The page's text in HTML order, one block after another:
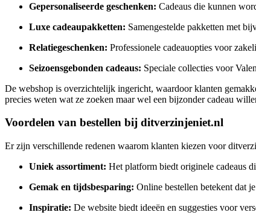
Gepersonaliseerde geschenken: Cadeaus die kunnen
Luxe cadeaupakketten: Samengestelde pakketten met
Relatiegeschenken: Professionele cadeauopties voor
Seizoensgebonden cadeaus: Speciale collecties voor
De webshop is overzichtelijk ingericht, waardoor klanten
precies weten wat ze zoeken maar wel een bijzonder cadeau
Voordelen van bestellen bij ditverzinjeniet.nl
Er zijn verschillende redenen waarom klanten kiezen voor
Uniek assortiment: Het platform biedt originele cadeaus
Gemak en tijdsbesparing: Online bestellen betekent dat
Inspiratie: De website biedt ideeën en suggesties voor